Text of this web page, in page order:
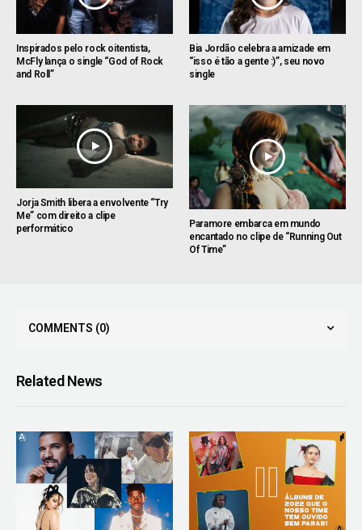
Inspirados pelo rock oitentista,
McFly lança o single “God of Rock
and Roll”
Bia Jordão celebra a amizade em
“isso é tão a gente :)”, seu novo
single
Jorja Smith libera a envolvente “Try
Me” com direito a clipe
performático
Paramore embarca em mundo
encantado no clipe de “Running Out
Of Time”
COMMENTS (0)
Related News